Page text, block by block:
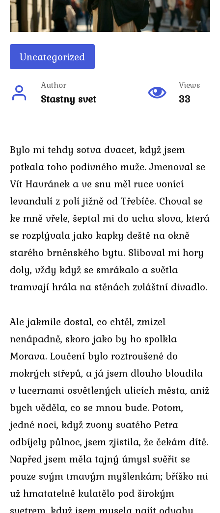
Uncategorized
Author
Stastny svet
Views
33
Bylo mi tehdy sotva dvacet, když jsem
potkala toho podivného muže. Jmenoval se
Vít Havránek a ve snu měl ruce vonící
levandulí z polí jižně od Třebíče. Choval se
ke mně vřele, šeptal mi do ucha slova, která
se rozplývala jako kapky deště na okně
starého brněnského bytu. Sliboval mi hory
doly, vždy když se smrákalo a světla
tramvají hrála na stěnách zvláštní divadlo.
Ale jakmile dostal, co chtěl, zmizel
nenápadně, skoro jako by ho spolkla
Morava. Loučení bylo roztroušené do
mokrých střepů, a já jsem dlouho bloudila
v lucernami osvětlených ulicích města, aniž
bych věděla, co se mnou bude. Potom,
jedné noci, když zvony svatého Petra
odbíjely půlnoc, jsem zjistila, že čekám dítě.
Napřed jsem měla tajný úmysl svěřit se
pouze svým tmavým myšlenkám; bříško mi
už hmatatelně kulatělo pod širokým